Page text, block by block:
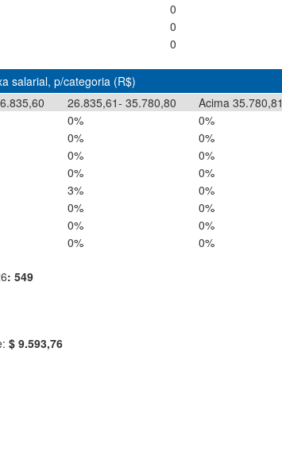
0
0
0
salarial, p/categoria (R$)
26.835,61- 35.780,80
Acima 35.780,81
0%
0%
0%
0%
0%
0%
0%
0%
3%
0%
0%
0%
0%
0%
0% 0%
: 549
$ 9.593,76